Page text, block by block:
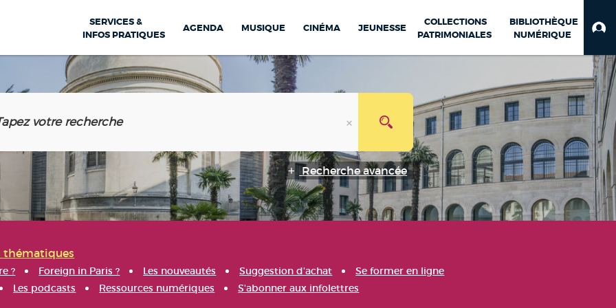
SERVICES &
INFOS PRATIQUES
AGENDA MUSIQUE CINÉMA JEUNESSE
COLLECTIONS
PATRIMONIALES
BIBLIOTHÈQUE
NUMÉRIQUE
Recherche avancée
thématiques
? Foreign in Paris ? Les nouveautés Suggestion d'achat
Se former en ligne
Les podcasts Ressources numériques S'abonner aux infolettres